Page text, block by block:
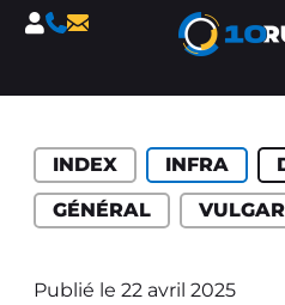
INDEX INFRA
GÉNÉRAL
Publié le22 avril 2025